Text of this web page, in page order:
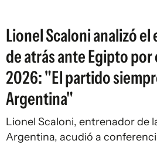
Lionel Scaloni analizó
de atrás ante Egipto
2026: "El partido
Argentina"
Lionel Scaloni, entrenador de
Argentina, acudió a